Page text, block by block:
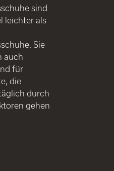
sind
leichter als
Sie
auch
für
die
durch
gehen